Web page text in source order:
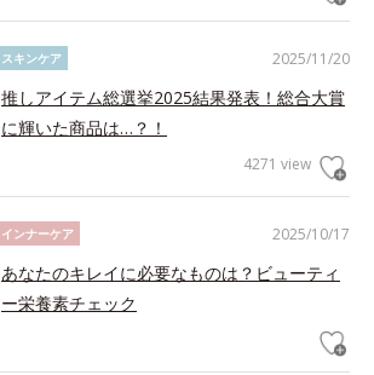
2025/11/20
スキンケア
推しアイテム総選挙2025結果発表！総合大賞
に輝いた商品は…？！
4271 view
2025/10/17
インナーケア
あなたのキレイに必要なものは？ビューティ
ー栄養素チェック